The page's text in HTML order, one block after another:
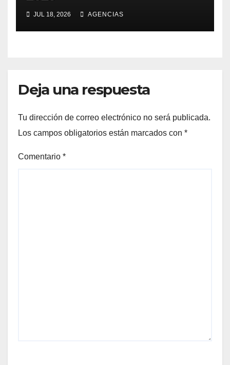
JUL 18, 2026 AGENCIAS
Deja una respuesta
Tu dirección de correo electrónico no será publicada.
Los campos obligatorios están marcados con *
Comentario *